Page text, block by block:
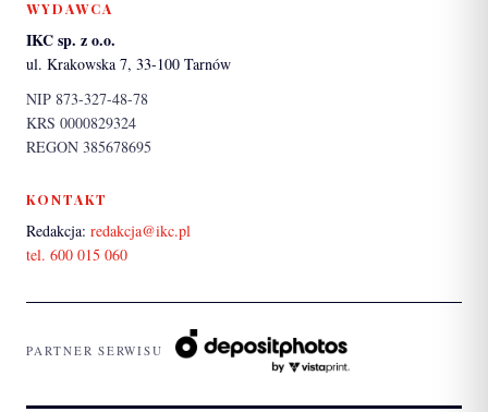
WYDAWCA
IKC sp. z o.o.
ul. Krakowska 7, 33-100 Tarnów
NIP 873-327-48-78
KRS 0000829324
REGON 385678695
KONTAKT
Redakcja: redakcja@ikc.pl
tel. 600 015 060
PARTNER SERWISU